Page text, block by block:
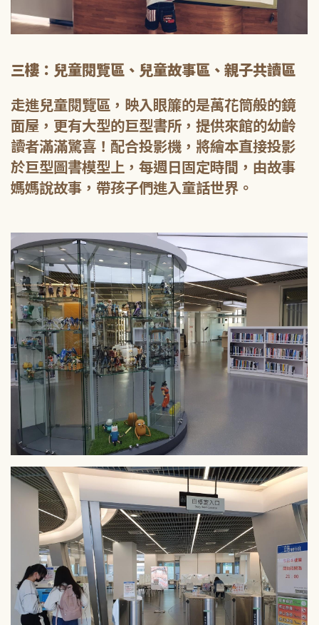
三樓：兒童閱覽區、兒童故事區、親子共讀區
走進兒童閱覽區，映入眼簾的是萬花筒般的鏡
面屋，更有大型的巨型書所，提供來館的幼齡
讀者滿滿驚喜！配合投影機，將繪本直接投影
於巨型圖書模型上，每週日固定時間，由故事
媽媽說故事，帶孩子們進入童話世界。